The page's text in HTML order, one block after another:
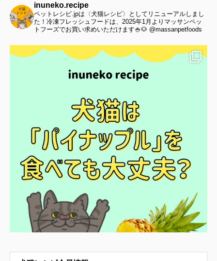
inuneko.recipe
ペットレシピ.jpは〈犬猫レシピ〉としてリニューアルしまし
た！冷凍フレッシュフードは、2025年1月よりマッサンペッ
トフーズでお買い求めいただけます🍚🐶 @massanpetfoods